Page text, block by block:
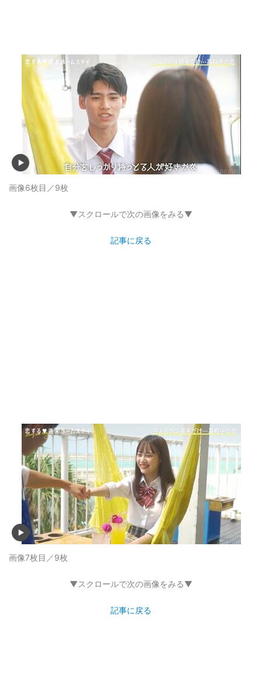
画像6枚目／9枚
▼スクロールで次の画像をみる▼
記事に戻る
画像7枚目／9枚
▼スクロールで次の画像をみる▼
記事に戻る